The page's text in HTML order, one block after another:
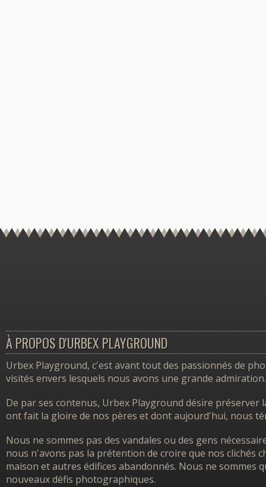
À PROPOS D'URBEX PLAYGROUND
Urbex Playground, c'est avant tout des passionnés de
visités envers lesquels nous avons une grande admiration.
De par ses contenus, Urbex Playground désire
ont fait la gloire de nos pères et dont aujourd'hui, nous
Nous ne sommes pas des vandales ou des gens
nous n'avons pas la prétention de croire que nos clichés
maison et autres édifices abandonnés. Nous ne sommes
nouveaux défis photographiques.